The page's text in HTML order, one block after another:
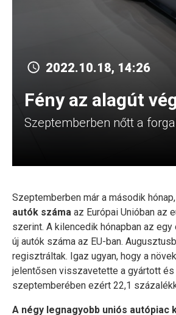
2022.10.18, 14:26
Fény az alagút
Szeptemberben nőtt a
Szeptemberben már a második
autók száma az Európai Unióban az
szerint. A kilencedik hónapban az
új autók száma az EU-ban.
regisztráltak. Igaz ugyan, hogy a
jelentősen visszavetette a gyártott és
szeptemberében ezért 22,1
A négy legnagyobb uniós autópiac